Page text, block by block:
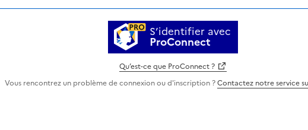
S’identifier avec
ProConnect
Qu’est-ce que ProConnect ?
Vous rencontrez un problème de connexion ou d'inscription ?Contactez notre service